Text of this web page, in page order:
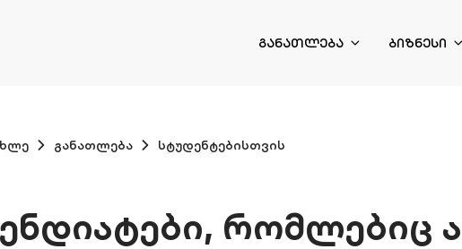
ᲒᲐᲜᲐᲗᲚᲔᲑᲐ ᲑᲘᲖᲜᲔᲡᲘ
განათლება სტუდენტებისთვის
რომლებიც